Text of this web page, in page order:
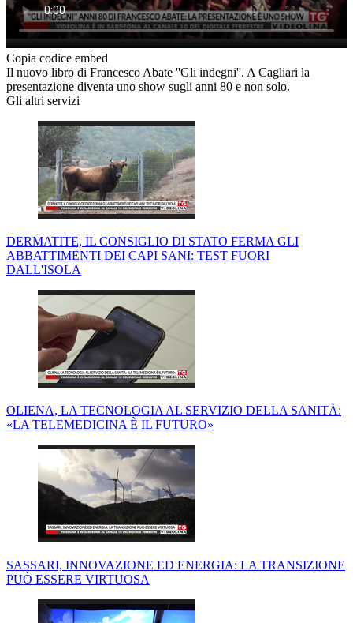
Copia codice embed
Il nuovo libro di Francesco Abate ''Gli indegni''. A Cagliari la
presentazione diventa uno show sugli anni 80 e non solo.
Gli altri servizi
DERMATITE, IL CONSIGLIO DI STATO FERMA GLI
ABBATTIMENTI DEI CAPI SANI: TEST FUORI
DALL'ISOLA
OLIENA, LA TECNOLOGIA AL SERVIZIO DELLA SANITÀ:
«LA TELEMEDICINA È IL FUTURO»
SASSARI, INNOVAZIONE ED ENERGIA: LA TRANSIZIONE
PUÒ ESSERE VIRTUOSA